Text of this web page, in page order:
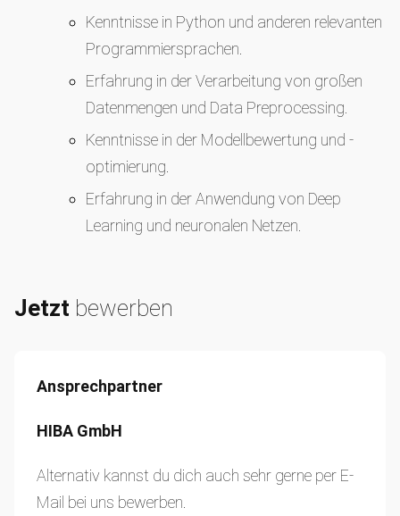
Kenntnisse in Python und anderen relevanten
Programmiersprachen.
Erfahrung in der Verarbeitung von großen
Datenmengen und Data Preprocessing.
Kenntnisse in der Modellbewertung und -
optimierung.
Erfahrung in der Anwendung von Deep
Learning und neuronalen Netzen.
Jetzt bewerben
Ansprechpartner
HIBA GmbH
Alternativ kannst du dich auch sehr gerne per E-
Mail bei uns bewerben.